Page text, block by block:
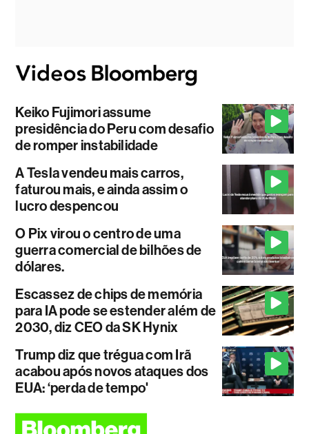
Keiko Fujimori assume
presidência do Peru com desafio
de romper instabilidade
A Tesla vendeu mais carros,
faturou mais, e ainda assim o
lucro despencou
O Pix virou o centro de uma
guerra comercial de bilhões de
dólares.
Escassez de chips de memória
para IA pode se estender além de
2030, diz CEO da SK Hynix
Trump diz que trégua com Irã
acabou após novos ataques dos
EUA: ‘perda de tempo'